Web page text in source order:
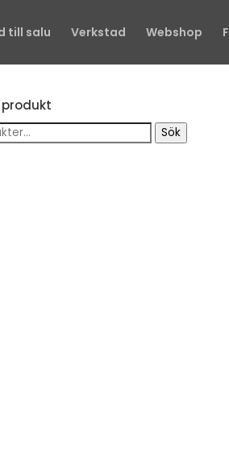
till salu Verkstad Webshop
produkt
Sök